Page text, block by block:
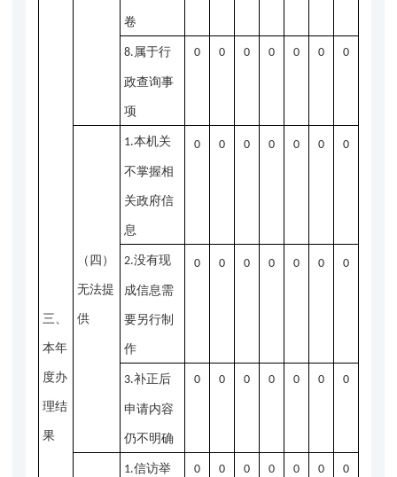
三、
本年
度办
理结
果
卷
8. 属于行
政查询事
项
0 0 0 0 0 0 0
（四）
无法提
供
1.本机关
不掌握相
关政府信
息
0 0 0 0 0 0 0
2.没有现
成信息需
要另行制
作
0 0 0 0 0 0 0
3.补正后
申请内容
仍不明确
0 0 0 0 0 0 0
1.信访举 0 0 0 0 0 0 0